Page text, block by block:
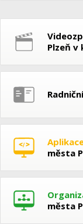
Plzeň v
města
města